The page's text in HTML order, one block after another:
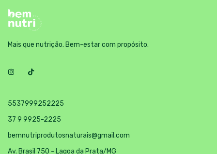
Mais que nutrição. Bem-estar com propósito.
5537999252225
37 9 9925-2225
bemnutriprodutosnaturais@gmail.com
Av. Brasil 750 - Lagoa da Prata/MG